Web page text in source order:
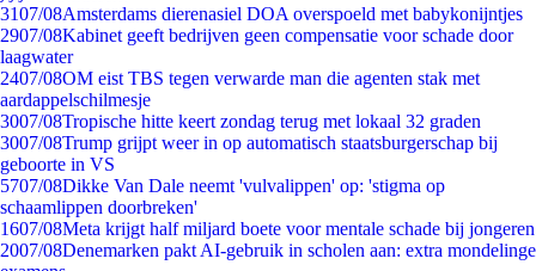
3107/08Amsterdams dierenasiel DOA overspoeld met babykonijntjes
2907/08Kabinet geeft bedrijven geen compensatie voor schade door
laagwater
2407/08OM eist TBS tegen verwarde man die agenten stak met
aardappelschilmesje
3007/08Tropische hitte keert zondag terug met lokaal 32 graden
3007/08Trump grijpt weer in op automatisch staatsburgerschap bij
geboorte in VS
5707/08Dikke Van Dale neemt 'vulvalippen' op: 'stigma op
schaamlippen doorbreken'
1607/08Meta krijgt half miljard boete voor mentale schade bij jongeren
2007/08Denemarken pakt AI-gebruik in scholen aan: extra mondelinge